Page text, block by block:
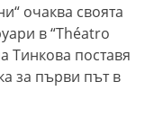
очаква своята
в “Théatro
Тинкова поставя
за първи път в